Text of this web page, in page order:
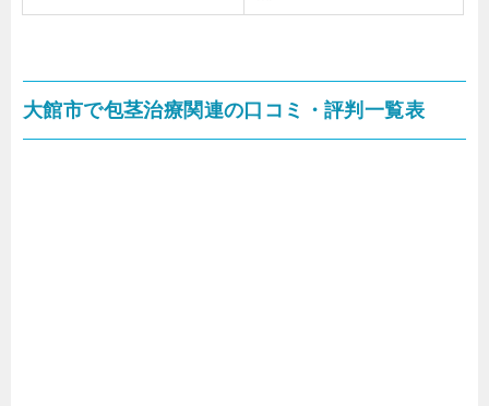
大館市で包茎治療関連の口コミ・評判一覧表